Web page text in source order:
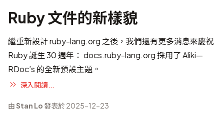
Ruby 文件的新樣貌
繼重新設計 ruby-lang.org 之後，我們還有更多消息來慶祝
Ruby 誕生 30 週年： docs.ruby-lang.org採用了 Aliki—
RDoc’s 的全新預設主題。
深入閱讀...
由Stan Lo發表於 2025-12-23